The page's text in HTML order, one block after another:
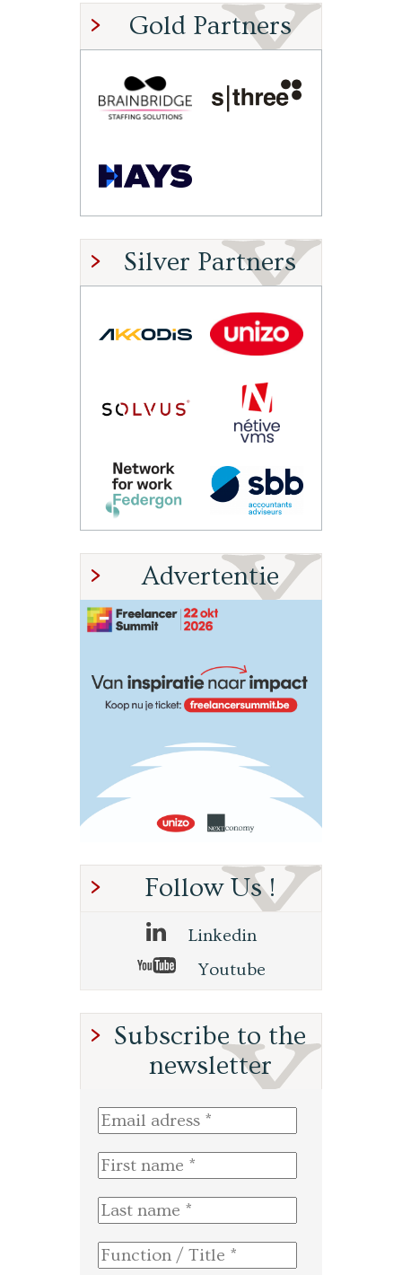
Gold Partners
Silver Partners
Advertentie
Follow Us !
Linkedin
Youtube
Subscribe to the
newsletter